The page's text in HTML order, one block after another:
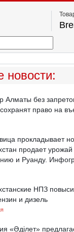
новости:
Алматы без
право на
прокладывает
продает
и Руанду.
НПЗ
и дизель
«Әділет»